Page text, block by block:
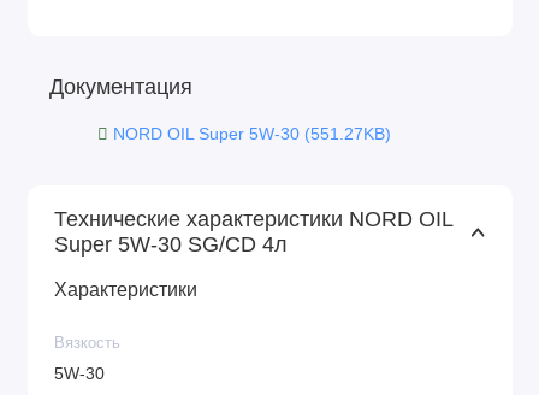
подобранного пакета присадок Обеспечивает защиту
соблюдении рекомендованных интервалов замены
Показатели Метод Nord Oil Super 5W-30 SG/CD
Класс SAE
5W-30 Вязкость кинематическая при 40 °С, мм2 /с
кинематическая при 100 °С, мм2 /с ГОСТ 33 /ASTM
D445 /ISO 3104 11,5 Индекс вязкости ГОСТ 25371/
Документация
NORD OIL Super 5W-30 (551.27KB)
Технические характеристики NORD OIL
Super 5W-30 SG/CD 4л
Характеристики
Вязкость
5W-30